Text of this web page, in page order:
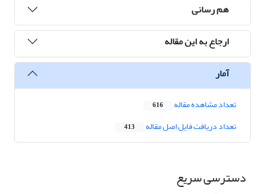
هم رسانی
ارجاع به این مقاله
آمار
تعداد مشاهده مقاله 616
تعداد دریافت فایل اصل مقاله 413
دسترسی سریع